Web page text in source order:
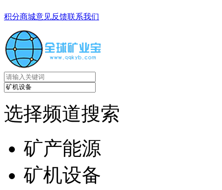
积分商城意见反馈联系我们
选择频道搜索
矿产能源
矿机设备